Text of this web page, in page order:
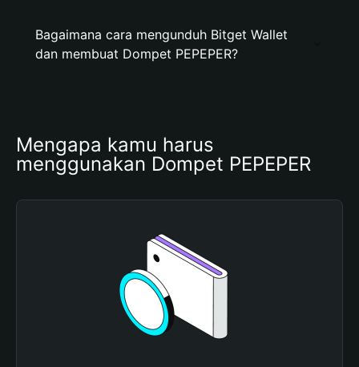
Bagaimana cara mengunduh Bitget Wallet
dan membuat Dompet PEPEPER?
Mengapa kamu harus
menggunakan Dompet PEPEPER